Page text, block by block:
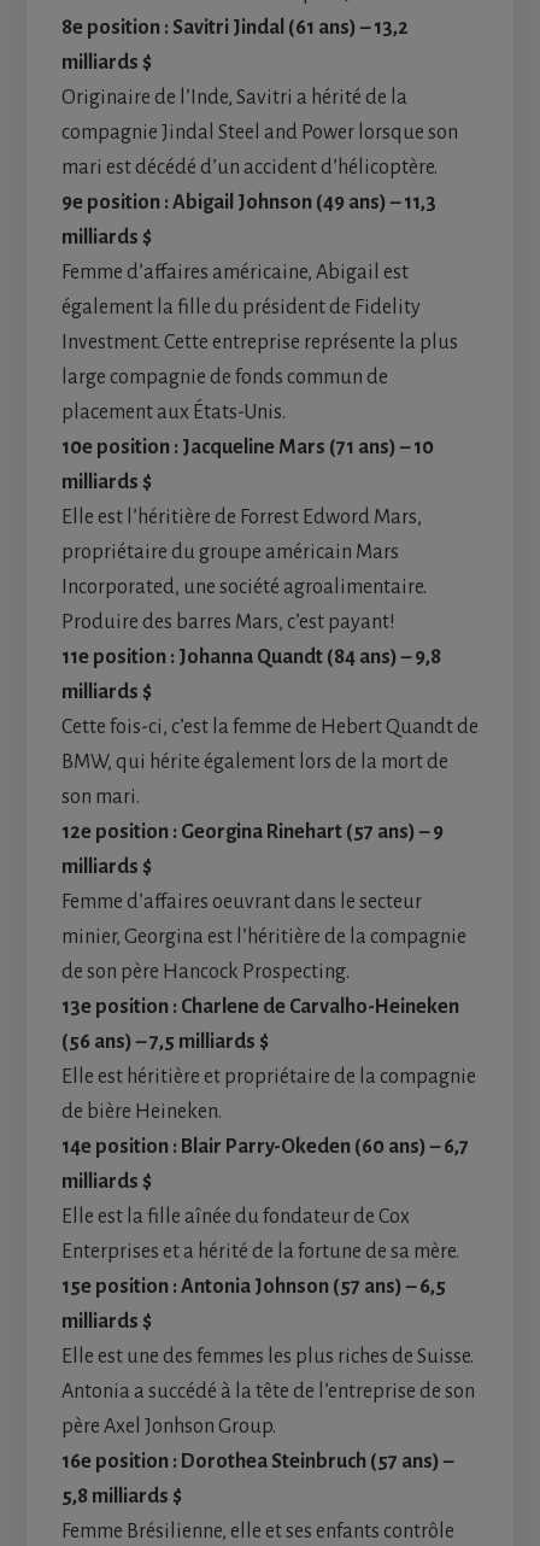
8e position : Savitri Jindal (61 ans) – 13,2
milliards $
Originaire de l’Inde, Savitri a hérité de la
compagnie Jindal Steel and Power lorsque son
mari est décédé d’un accident d’hélicoptère.
9e position : Abigail Johnson (49 ans) – 11,3
milliards $
Femme d’affaires américaine, Abigail est
également la fille du président de Fidelity
Investment. Cette entreprise représente la plus
large compagnie de fonds commun de
placement aux États-Unis.
10e position : Jacqueline Mars (71 ans) – 10
milliards $
Elle est l’héritière de Forrest Edword Mars,
propriétaire du groupe américain Mars
Incorporated, une société agroalimentaire.
Produire des barres Mars, c’est payant!
11e position : Johanna Quandt (84 ans) – 9,8
milliards $
Cette fois-ci, c’est la femme de Hebert Quandt de
BMW, qui hérite également lors de la mort de
son mari.
12e position : Georgina Rinehart (57 ans) – 9
milliards $
Femme d’affaires oeuvrant dans le secteur
minier, Georgina est l’héritière de la compagnie
de son père Hancock Prospecting.
13e position : Charlene de Carvalho-Heineken
(56 ans) – 7,5 milliards $
Elle est héritière et propriétaire de la compagnie
de bière Heineken.
14e position : Blair Parry-Okeden (60 ans) – 6,7
milliards $
Elle est la fille aînée du fondateur de Cox
Enterprises et a hérité de la fortune de sa mère.
15e position : Antonia Johnson (57 ans) – 6,5
milliards $
Elle est une des femmes les plus riches de Suisse.
Antonia a succédé à la tête de l’entreprise de son
père Axel Jonhson Group.
16e position : Dorothea Steinbruch (57 ans) –
5,8 milliards $
Femme Brésilienne, elle et ses enfants contrôle